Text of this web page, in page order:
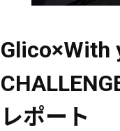
Glico×With
レポート